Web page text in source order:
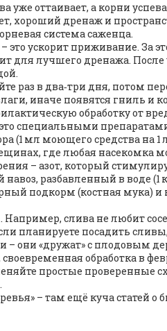
уже оттаивает, а корни
хороший дренаж и
система саженца.
это ускорит приживание. За
для лучшего дренажа. После
раз в два‑три дня, потом
иначе появятся гниль и
обработку от
специальными
(1 мл моющего средства на
где любая насекомка
– азот, который
разбавленный в воде (1
подкорм (костная мука) и
слива не любит
планируете посадить
– они «дружат» с плодовым
обработка в
простые проверенные
– там ещё куча статей о